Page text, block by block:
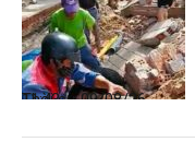
Thời sự
09/08/26, 11:43